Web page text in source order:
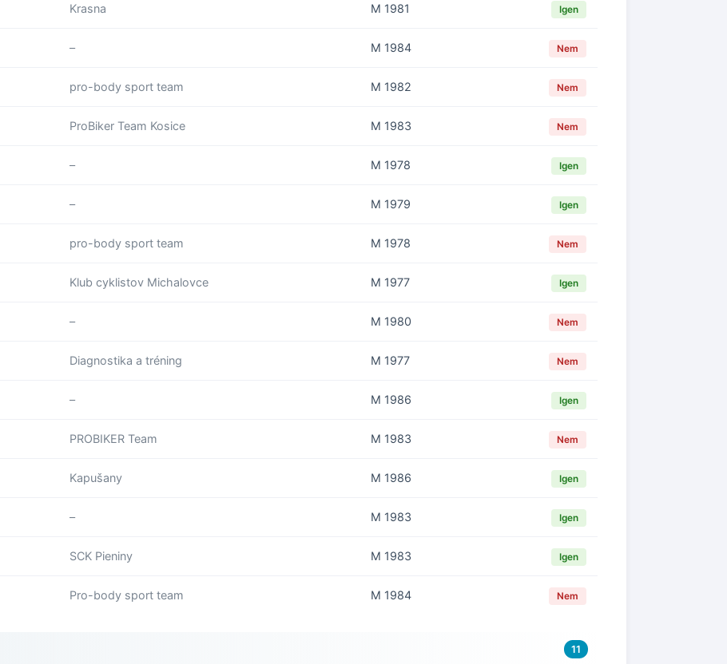
Krasna M 1981 Igen
– M 1984 Nem
pro-body sport team M 1982 Nem
ProBiker Team Kosice M 1983 Nem
– M 1978 Igen
– M 1979 Igen
pro-body sport team M 1978 Nem
Klub cyklistov Michalovce M 1977 Igen
– M 1980 Nem
Diagnostika a tréning M 1977 Nem
– M 1986 Igen
PROBIKER Team M 1983 Nem
Kapušany M 1986 Igen
– M 1983 Igen
SCK Pieniny M 1983 Igen
Pro-body sport team M 1984 Nem
11